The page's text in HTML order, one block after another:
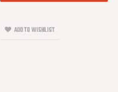
ADD TO WISHLIST